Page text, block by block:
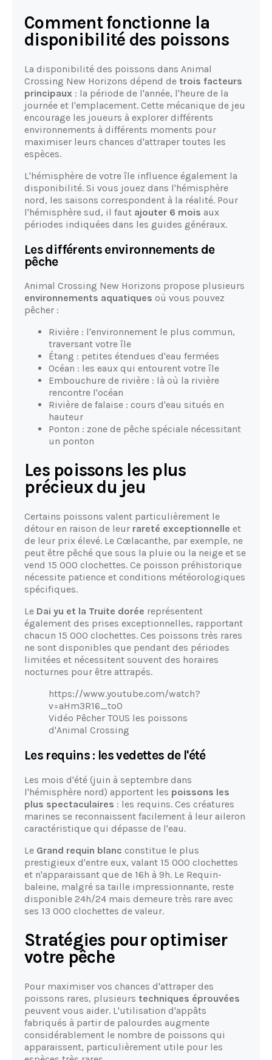
Comment fonctionne la
disponibilité des poissons
La disponibilité des poissons dans Animal
Crossing New Horizons dépend de trois facteurs
principaux : la période de l'année, l'heure de la
journée et l'emplacement. Cette mécanique de jeu
encourage les joueurs à explorer différents
environnements à différents moments pour
maximiser leurs chances d'attraper toutes les
espèces.
L'hémisphère de votre île influence également la
disponibilité. Si vous jouez dans l'hémisphère
nord, les saisons correspondent à la réalité. Pour
l'hémisphère sud, il faut ajouter 6 mois aux
périodes indiquées dans les guides généraux.
Les différents environnements de
pêche
Animal Crossing New Horizons propose plusieurs
environnements aquatiques où vous pouvez
pêcher :
Rivière : l'environnement le plus commun,
traversant votre île
Étang : petites étendues d'eau fermées
Océan : les eaux qui entourent votre île
Embouchure de rivière : là où la rivière
rencontre l'océan
Rivière de falaise : cours d'eau situés en
hauteur
Ponton : zone de pêche spéciale nécessitant
un ponton
Les poissons les plus
précieux du jeu
Certains poissons valent particulièrement le
détour en raison de leur rareté exceptionnelle et
de leur prix élevé. Le Cœlacanthe, par exemple, ne
peut être pêché que sous la pluie ou la neige et se
vend 15 000 clochettes. Ce poisson préhistorique
nécessite patience et conditions météorologiques
spécifiques.
Le Dai yu et la Truite dorée représentent
également des prises exceptionnelles, rapportant
chacun 15 000 clochettes. Ces poissons très rares
ne sont disponibles que pendant des périodes
limitées et nécessitent souvent des horaires
nocturnes pour être attrapés.
https://www.youtube.com/watch?
v=aHm3R16_to0
Vidéo Pêcher TOUS les poissons
d'Animal Crossing
Les requins : les vedettes de l'été
Les mois d'été (juin à septembre dans
l'hémisphère nord) apportent les poissons les
plus spectaculaires : les requins. Ces créatures
marines se reconnaissent facilement à leur aileron
caractéristique qui dépasse de l'eau.
Le Grand requin blanc constitue le plus
prestigieux d'entre eux, valant 15 000 clochettes
et n'apparaissant que de 16h à 9h. Le Requin-
baleine, malgré sa taille impressionnante, reste
disponible 24h/24 mais demeure très rare avec
ses 13 000 clochettes de valeur.
Stratégies pour optimiser
votre pêche
Pour maximiser vos chances d'attraper des
poissons rares, plusieurs techniques éprouvées
peuvent vous aider. L'utilisation d'appâts
fabriqués à partir de palourdes augmente
considérablement le nombre de poissons qui
apparaissent, particulièrement utile pour les